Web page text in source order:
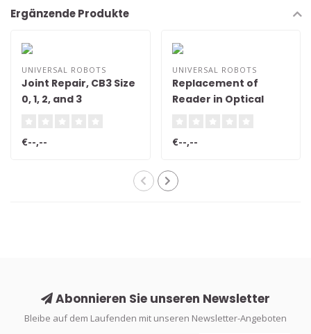
Ergänzende Produkte
UNIVERSAL ROBOTS
Joint Repair, CB3 Size
0, 1, 2, and 3
€--,--
UNIVERSAL ROBOTS
Replacement of
Reader in Optical
€--,--
Abonnieren Sie unseren Newsletter
Bleibe auf dem Laufenden mit unseren Newsletter-Angeboten